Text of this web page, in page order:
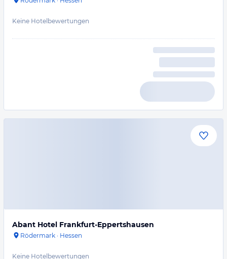
Keine Hotelbewertungen
Abant Hotel Frankfurt-Eppertshausen
Rödermark · Hessen
Keine Hotelbewertungen